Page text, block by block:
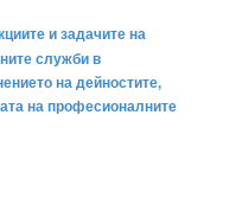
и задачите на
служби в
на дейностите,
на професионалните